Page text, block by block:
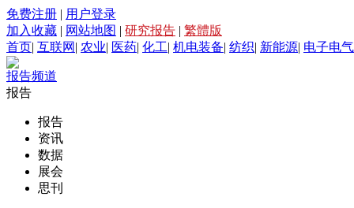
免费注册 | 用户登录
加入收藏 | 网站地图 | 研究报告 | 繁體版
首页| 互联网 | 农业| 医药| 化工| 机电装备| 纺织| 新能源| 电子电气
报告频道
报告
报告
资讯
数据
展会
思刊